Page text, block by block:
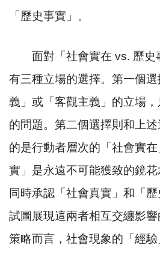
「歷史事實」。
面對「社會實在 vs. 歷史
有三種立場的選擇。第一個
義」或「客觀主義」的立場，
的問題。第二個選擇則和上
的是行動者層次的「社會實
實」是永遠不可能獲致的鏡
同時承認「社會真實」和「
試圖展現這兩者相互交纏影
策略而言，社會現象的「經